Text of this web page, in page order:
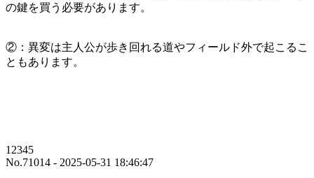
の鍵を買う必要があります。
②：異変は主人公が歩き回れる道やフィールド外で起こるこ
ともあります。
12345
No.71014 - 2025-05-31 18:46:47